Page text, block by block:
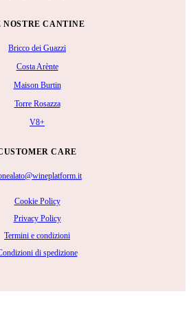
NOSTRE CANTINE
Bricco dei Guazzi
Costa Arènte
Maison Burtin
Torre Rosazza
V8+
CARE
Cookie Policy
Privacy Policy
Termini e condizioni
di spedizione